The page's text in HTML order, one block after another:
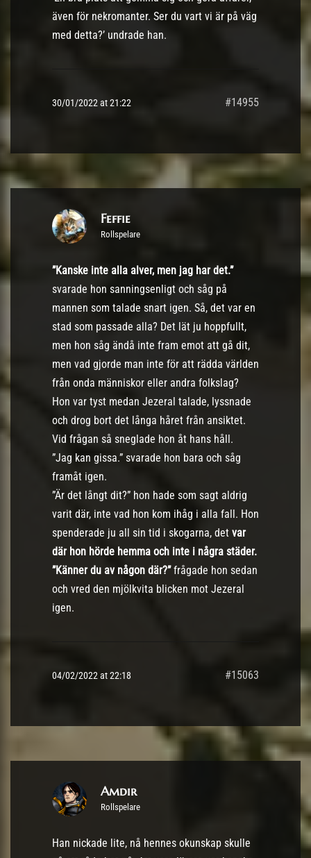
även för nekromanter. Ser du vart vi är på väg
med detta?’ undrade han.
30/01/2022 at 21:22 #14955
Feffie
Rollspelare
”Kanske inte alla alver, men jag har det.”
svarade hon sanningsenligt och såg på
mannen som talade snart igen. Så, det var en
stad som passade alla? Det lät ju hoppfullt,
men hon såg ändå inte fram emot att gå dit,
men vad gjorde man inte för att rädda världen
från onda människor eller andra folkslag?
Hon var tyst medan Jezeral talade, lyssnade
och drog bort det långa håret från ansiktet.
Vid frågan så sneglade hon åt hans håll.
”Jag kan gissa.” svarade hon bara och såg
framåt igen.
”Är det långt dit?” hon hade som sagt aldrig
varit där, inte vad hon kom ihåg i alla fall. Hon
spenderade ju all sin tid i skogarna, det var
där hon hörde hemma och inte i några städer.
”Känner du av någon där?”frågade hon sedan
och vred den mjölkvita blicken mot Jezeral
igen.
04/02/2022 at 22:18 #15063
Amdir
Rollspelare
Han nickade lite, nå hennes okunskap skulle